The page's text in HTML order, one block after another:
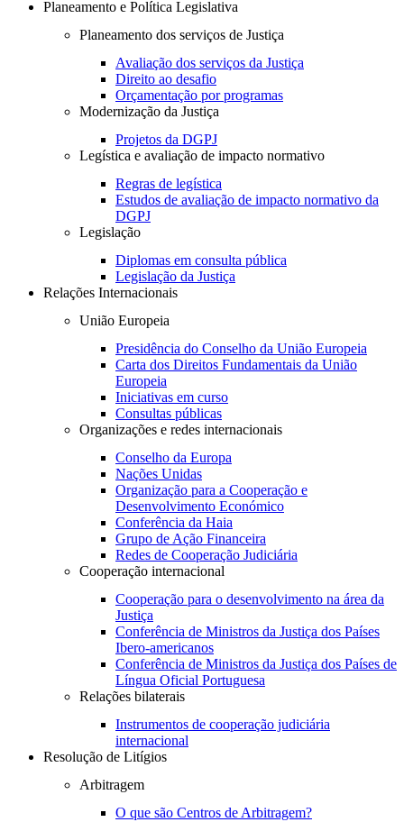
Planeamento e Política Legislativa
Planeamento dos serviços de Justiça
Avaliação dos serviços da Justiça
Direito ao desafio
Orçamentação por programas
Modernização da Justiça
Projetos da DGPJ
Legística e avaliação de impacto normativo
Regras de legística
Estudos de avaliação de impacto normativo da
DGPJ
Legislação
Diplomas em consulta pública
Legislação da Justiça
Relações Internacionais
União Europeia
Presidência do Conselho da União Europeia
Carta dos Direitos Fundamentais da União
Europeia
Iniciativas em curso
Consultas públicas
Organizações e redes internacionais
Conselho da Europa
Nações Unidas
Organização para a Cooperação e
Desenvolvimento Económico
Conferência da Haia
Grupo de Ação Financeira
Redes de Cooperação Judiciária
Cooperação internacional
Cooperação para o desenvolvimento na área da
Justiça
Conferência de Ministros da Justiça dos Países
Ibero-americanos
Conferência de Ministros da Justiça dos Países de
Língua Oficial Portuguesa
Relações bilaterais
Instrumentos de cooperação judiciária
internacional
Resolução de Litígios
Arbitragem
O que são Centros de Arbitragem?